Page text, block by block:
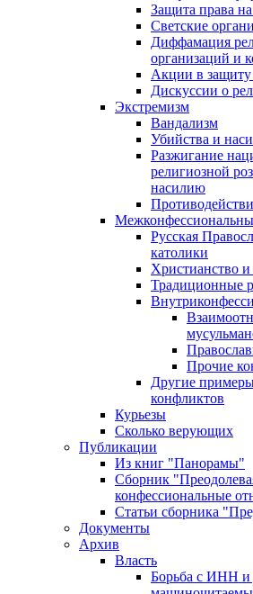
Защита права
Светские
Диффамация
организаций и
Акции в защиту
Дискуссии о
Экстремизм
Вандализм
Убийства и
Разжигание
религиозной
насилию
Русская
католики
Христианство
Традиционные
Прочие
Другие
конфликтов
Курьезы
Сколько верующих
Публикации
Из книг "Панорамы"
Сборник
конфессиональные
Статьи сборника
Документы
Архив
Власть
Борьба с ИНН и